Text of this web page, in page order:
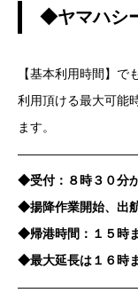
◆ヤマハシ
【基本利用時間】
利用頂ける最大可能
ます。
◆受付：８時３０分
◆揚降作業開始、出
◆帰港時間：１５時
◆最大延長は１６時